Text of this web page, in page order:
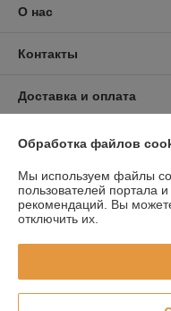
О нас
Контакты
Доставка и оплата
График работы
Полная версия сайта
Политика обработки
Сайт создан на
Обработка файлов
Мы используем файлы
пользователей портала
рекомендаций. Вы
отключить их.